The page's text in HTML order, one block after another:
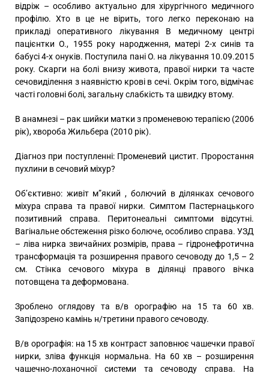
відріж – особливо актуально для хірургічного медичного
профілю. Хто в це не вірить, того легко переконаю на
прикладі оперативного лікування В медичному центрі
пацієнтки О., 1955 року народження, матері 2-х синів та
бабусі 4-х онуків. Поступила пані О. на лікування 10.09.2015
року. Скарги на болі внизу живота, правої нирки та часте
сечовиділення з наявністю крові в сечі. Окрім того, відмічає
часті головні болі, загальну слабкість та швидку втому.
В анамнезі – рак шийки матки з променевою терапією (2006
рік), хвороба Жильбера (2010 рік).
Діагноз при поступленні: Променевий цистит. Проростання
пухлини в сечовий міхур?
Об’єктивно: живіт м”який , болючий в ділянках сечового
міхура справа та правої нирки. Симптом Пастернацького
позитивний справа. Перитонеальні симптоми відсутні.
Вагінальне обстеження різко болюче, особливо справа. УЗД
– ліва нирка звичайних розмірів, права – гідронефротична
трансформація та розширення правого сечоводу до 1,5 – 2
см. Стінка сечового міхура в ділянці правого вічка
потовщена та деформована.
Зроблено оглядову та в/в орографію на 15 та 60 хв.
Запідозрено камінь н/третини правого сечоводу.
В/в орографія: на 15 хв контраст заповнює чашечки правої
нирки, зліва функція нормальна. На 60 хв – розширення
чашечно-лоханочної системи та сечоводу справа. На